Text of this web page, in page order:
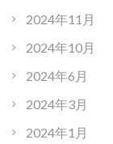
2024年11月
2024年10月
2024年6月
2024年3月
2024年1月